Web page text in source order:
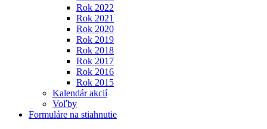
Rok 2022
Rok 2021
Rok 2020
Rok 2019
Rok 2018
Rok 2017
Rok 2016
Rok 2015
Kalendár akcií
Voľby
Formuláre na stiahnutie